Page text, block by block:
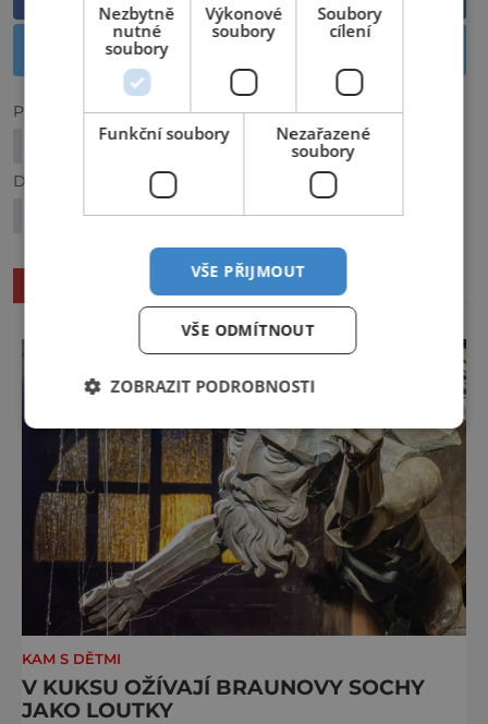
Předchozí článek
Na svátky za sluncem a teplem
Další článek
Zima u vody? V termálních lázních ano!
SOUVISEJÍCÍ ČLÁNKY
KAM S DĚTMI
V KUKSU OŽÍVAJÍ BRAUNOVY SOCHY
JAKO LOUTKY
Nezbytně
nutné
soubory
Výkonové
soubory
Soubory
cílení
Funkční soubory
Nezařazené
soubory
VŠE PŘIJMOUT
VŠE ODMÍTNOUT
ZOBRAZIT PODROBNOSTI